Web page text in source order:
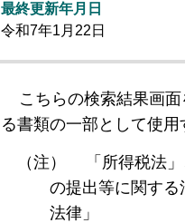
最終更新年月日
令和7年1月22日
こちらの検索結果画
る書類の一部として使用
（注）
「所得税法
の提出等に関す
法律」